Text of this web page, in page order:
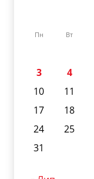
Пн Вт
3
4
10
11
17
18
24
25
31